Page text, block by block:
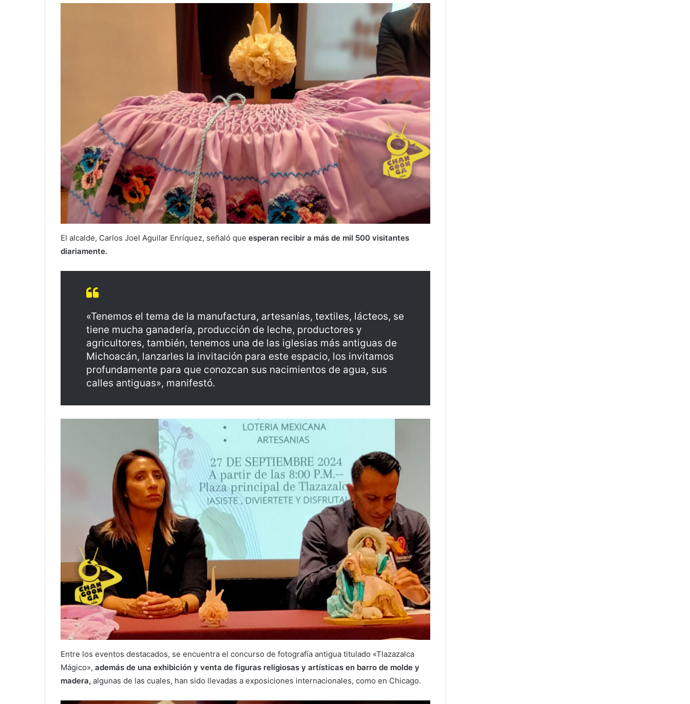
El alcalde, Carlos Joel Aguilar Enríquez, señaló que esperan recibir a más de mil 500 visitantes
diariamente.
«Tenemos el tema de la manufactura, artesanías, textiles, lácteos, se
tiene mucha ganadería, producción de leche, productores y
agricultores, también, tenemos una de las iglesias más antiguas de
Michoacán, lanzarles la invitación para este espacio, los invitamos
profundamente para que conozcan sus nacimientos de agua, sus
calles antiguas», manifestó.
Entre los eventos destacados, se encuentra el concurso de fotografía antigua titulado «Tlazazalca
Mágico», además de una exhibición y venta de figuras religiosas y artísticas en barro de molde y
madera, algunas de las cuales, han sido llevadas a exposiciones internacionales, como en Chicago.